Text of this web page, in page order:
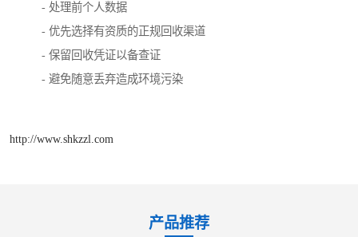
- 处理前个人数据
- 优先选择有资质的正规回收渠道
- 保留回收凭证以备查证
- 避免随意丢弃造成环境污染
http://www.shkzzl.com
产品推荐